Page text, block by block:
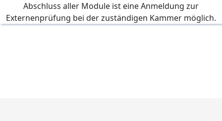
Abschluss aller Module ist eine Anmeldung zur
Externenprüfung bei der zuständigen Kammer möglich.